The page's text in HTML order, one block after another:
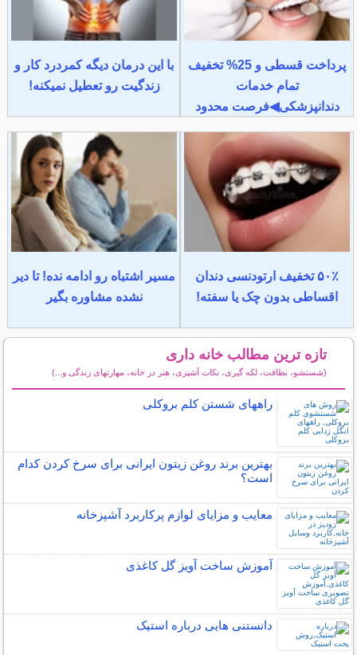
پرداخت قسطی و 25% تخفیف
تمام خدمات
دندانپزشکی◀فرصت محدود
با این درمان دیگه کمردرد کار و
زندگیت رو تعطیل نمیکنه!
۵۰٪ تخفیف ارتودنسی دندان
اقساطی بدون چک یا سفته!
مسیر اشتباه رو ادامه نده! تا دیر
نشده مشاوره بگیر
تازه ترین مطالب خانه داری
(شستشو، نظافت، لکه گیری، نکات آشپزی، هنر در خانه، مهارتهای زندگی و...)
راههای شستن کلم بروکلی
بهترین برند روغن زیتون ایرانی برای سرخ کردن کدام
است؟
معایب و مزایای لوازم پرکاربرد آشپزخانه
آموزش ساخت آویز گل کاغذی
دانستنی هایی درباره استیک